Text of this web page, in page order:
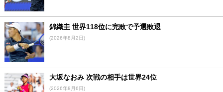
錦織圭 世界118位に完敗で予選敗退
(2026年8月2日)
大坂なおみ 次戦の相手は世界24位
(2026年8月6日)